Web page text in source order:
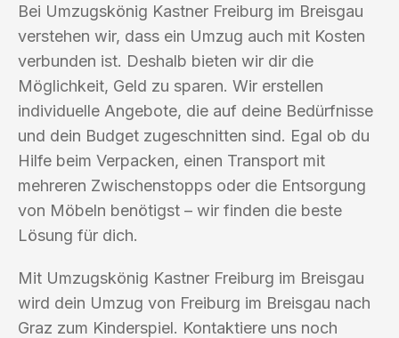
Bei Umzugskönig Kastner Freiburg im Breisgau
verstehen wir, dass ein Umzug auch mit Kosten
verbunden ist. Deshalb bieten wir dir die
Möglichkeit, Geld zu sparen. Wir erstellen
individuelle Angebote, die auf deine Bedürfnisse
und dein Budget zugeschnitten sind. Egal ob du
Hilfe beim Verpacken, einen Transport mit
mehreren Zwischenstopps oder die Entsorgung
von Möbeln benötigst – wir finden die beste
Lösung für dich.
Mit Umzugskönig Kastner Freiburg im Breisgau
wird dein Umzug von Freiburg im Breisgau nach
Graz zum Kinderspiel. Kontaktiere uns noch